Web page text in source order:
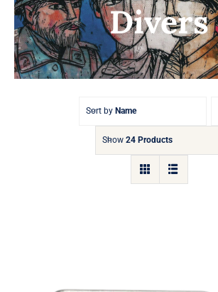
Vins SF-Bardins
Boîte à idées
Divers
Sort by Name
Show 24 Products